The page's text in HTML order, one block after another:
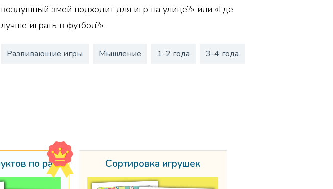
воздушный змей подходит для игр на улице?» или «Где
лучше играть в футбол?».
Развивающие игры Мышление 1-2 года 3-4 года
Сортировка фруктов по размеру Сортировка игрушек